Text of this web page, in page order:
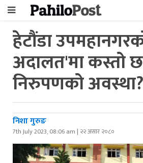
हेटौंडा
अदालत'मा कस्तो
निरुपणको अवस्था?
निशा गुरुङ
7th July 2023, 08:06 am | २२ असार २०८०